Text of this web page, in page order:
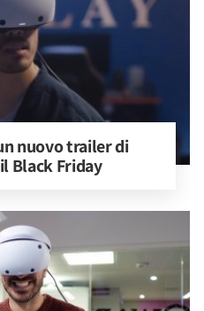
nuovo trailer di
Black Friday